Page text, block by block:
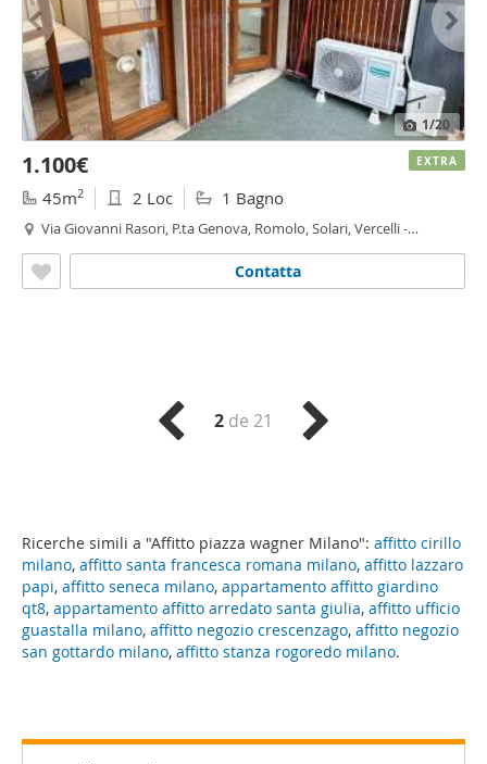
Ricerche simili a "Affitto piazza wagner Milano": affitto cirillo
milano, affitto santa francesca romana milano, affitto lazzaro
papi, affitto seneca milano, appartamento affitto giardino
qt8, appartamento affitto arredato santa giulia, affitto ufficio
guastalla milano, affitto negozio crescenzago, affitto negozio
san gottardo milano, affitto stanza rogoredo milano.
1/20
1.100€
45m2 2 Loc 1 Bagno
Via Giovanni Rasori, P.ta Genova, Romolo, Solari, Vercelli -
Contatta
EXTRA
2 de 21